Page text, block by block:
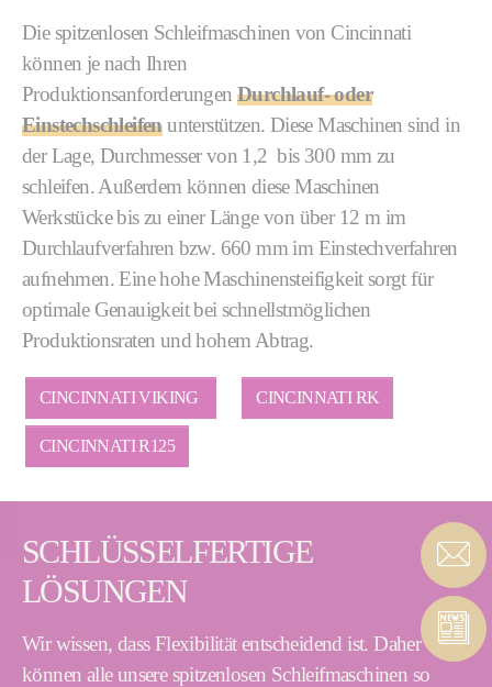
Die spitzenlosen Schleifmaschinen von Cincinnati
können je nach Ihren
Produktionsanforderungen Durchlauf- oder
Einstechschleifenunterstützen. Diese Maschinen sind in
der Lage, Durchmesser von 1,2 bis 300 mm zu
schleifen. Außerdem können diese Maschinen
Werkstücke bis zu einer Länge von über 12 m im
Durchlaufverfahren bzw. 660 mm im Einstechverfahren
aufnehmen. Eine hohe Maschinensteifigkeit sorgt für
optimale Genauigkeit bei schnellstmöglichen
Produktionsraten und hohem Abtrag.
CINCINNATI VIKING CINCINNATI RK
CINCINNATI R125
SCHLÜSSELFERTIGE
LÖSUNGEN
Wir wissen, dass Flexibilität entscheidend ist. Daher
können alle unsere spitzenlosen Schleifmaschinen so